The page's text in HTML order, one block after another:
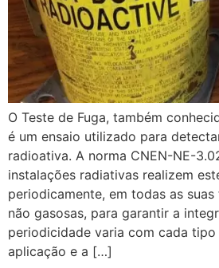
O Teste de Fuga, também
é um ensaio utilizado para
radioativa. A norma CNEN-NE-
instalações radiativas realizem
periodicamente, em todas as
não gasosas, para garantir a
periodicidade varia com cada tipo
aplicação e a […]